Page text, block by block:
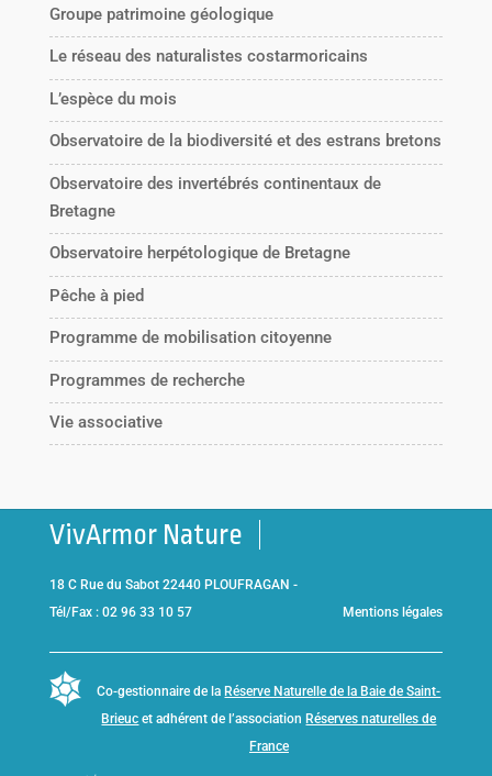
Groupe patrimoine géologique
Le réseau des naturalistes costarmoricains
L’espèce du mois
Observatoire de la biodiversité et des estrans bretons
Observatoire des invertébrés continentaux de
Bretagne
Observatoire herpétologique de Bretagne
Pêche à pied
Programme de mobilisation citoyenne
Programmes de recherche
Vie associative
VivArmor Nature
18 C Rue du Sabot 22440 PLOUFRAGAN -
Tél/Fax : 02 96 33 10 57
Mentions légales
Co-gestionnaire de la Réserve Naturelle de la Baie de Saint-
Brieuc et adhérent de l’association Réserves naturelles de
France